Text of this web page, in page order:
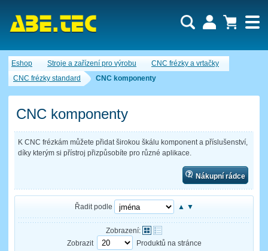
Eshop Stroje a zařízení pro výrobu
CNC frézky a vrtačky
CNC frézky standard
CNC komponenty
CNC komponenty
K CNC frézkám můžete přidat širokou škálu komponent a příslušenství,
díky kterým si přístroj přizpůsobíte pro různé aplikace.
Nákupní rádce
Řadit podle ▲ ▼
Zobrazení:
Zobrazit
Produktů na stránce
Nákupní košík je momentálně prázdný.
Počet produktů:0
Cena celkem:0,00 CZK
Uživatel:
Heslo:
Zapomenuté heslo Nová registrace